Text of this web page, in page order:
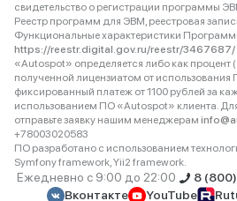
свидетельство о регистрации программы
Реестр программ для ЭВМ, реестровая
Функциональные характеристики
https://reestr.digital.gov.ru/reestr/3467687/
«Autospot» определяется либо как процент
полученной лицензиатом от
фиксированный платеж от 1100 рублей за
использованием ПО «Autospot» клиента.
отправьте заявку нашим менеджерам
+78003020583
ПО разработано с использованием
Symfony framework, Yii2 framework.
Ежедневно с 9:00 до 22:00 8
Вконтакте
YouTube